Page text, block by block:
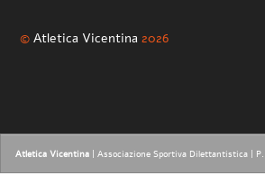
©Atletica Vicentina 2026
Atletica Vicentina | Associazione Sportiva Dilettantistica |